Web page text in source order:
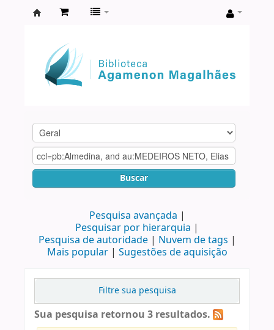
Agamenon
Magalhães
Buscar
Pesquisa avançada
Pesquisar por hierarquia
Pesquisa de autoridade
Nuvem de tags
Mais popular
Sugestões de aquisição
Filtre sua pesquisa
Sua pesquisa retornou 3 resultados.